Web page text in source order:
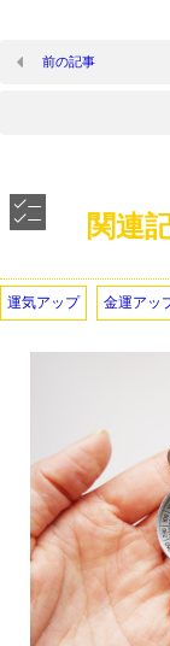
前の記事
関連
運気アップ 金運アッ